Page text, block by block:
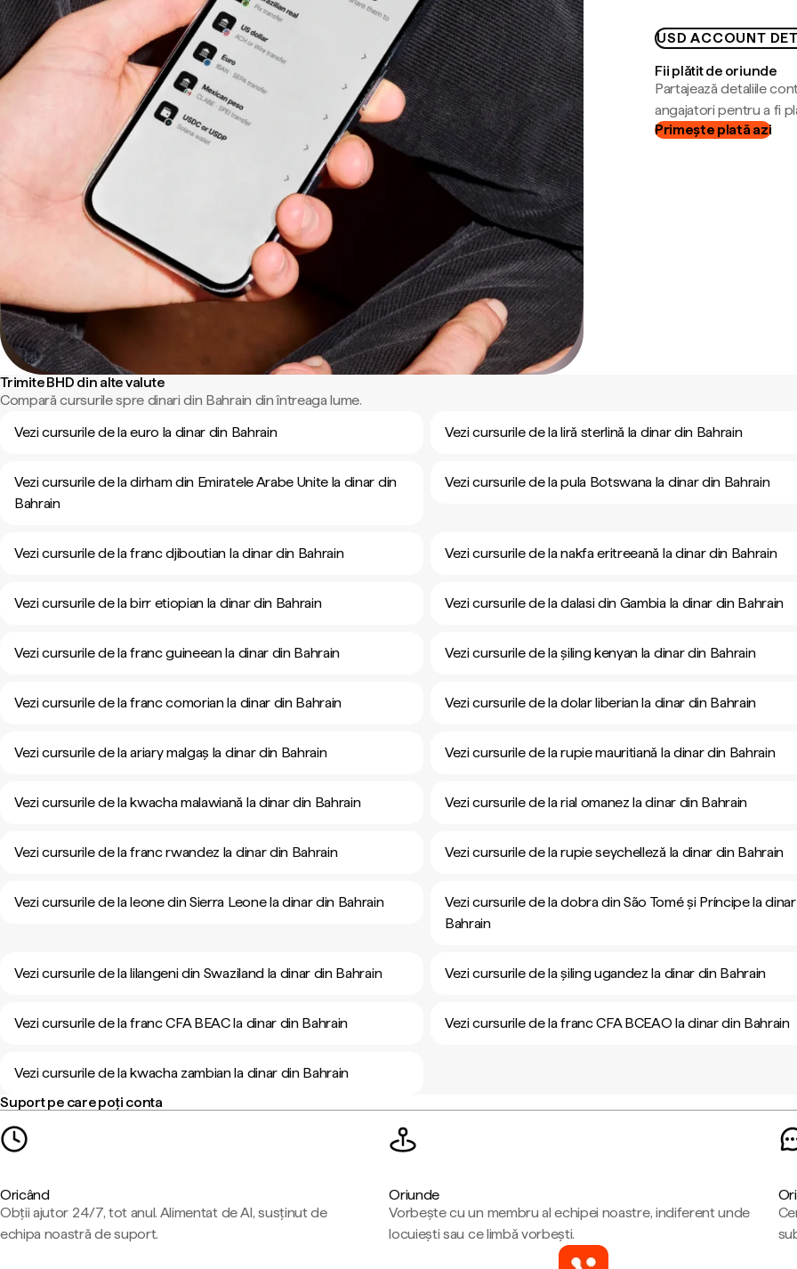
USD ACCOUNT
Fii plătit de oriunde
Partajează detaliile
angajatori pentru a fi
Primește plată azi
Trimite BHD din alte valute
Compară cursurile spre dinari din Bahrain din întreaga lume.
Vezi cursurile de la euro la dinar din Bahrain
Vezi cursurile de la liră sterlină la dinar din Bahrain
Vezi cursurile de la dirham din Emiratele Arabe Unite la dinar din
Bahrain
Vezi cursurile de la pula Botswana la dinar din Bahrain
Vezi cursurile de la franc djiboutian la dinar din Bahrain Vezi cursurile de la nakfa eritreeană la dinar din Bahrain
Vezi cursurile de la birr etiopian la dinar din Bahrain Vezi cursurile de la dalasi din Gambia la dinar din Bahrain
Vezi cursurile de la franc guineean la dinar din Bahrain Vezi cursurile de la șiling kenyan la dinar din Bahrain
Vezi cursurile de la franc comorian la dinar din Bahrain Vezi cursurile de la dolar liberian la dinar din Bahrain
Vezi cursurile de la ariary malgaș la dinar din Bahrain Vezi cursurile de la rupie mauritiană la dinar din Bahrain
Vezi cursurile de la kwacha malawiană la dinar din Bahrain Vezi cursurile de la rial omanez la dinar din Bahrain
Vezi cursurile de la franc rwandez la dinar din Bahrain Vezi cursurile de la rupie seychelleză la dinar din Bahrain
Vezi cursurile de la leone din Sierra Leone la dinar din Bahrain
Vezi cursurile de la dobra din São Tomé și Príncipe la
Bahrain
Vezi cursurile de la lilangeni din Swaziland la dinar din Bahrain Vezi cursurile de la șiling ugandez la dinar din Bahrain
Vezi cursurile de la franc CFA BEAC la dinar din Bahrain Vezi cursurile de la franc CFA BCEAO la dinar din Bahrain
Vezi cursurile de la kwacha zambian la dinar din Bahrain
Suport pe care poți conta
Oricând
Obții ajutor 24/7, tot anul. Alimentat de AI, susținut de
echipa noastră de suport.
Oriunde
Vorbește cu un membru al echipei noastre, indiferent unde
locuiești sau ce limbă vorbești.